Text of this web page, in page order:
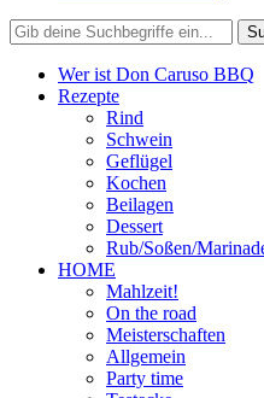
Wer ist Don Caruso BBQ
Rezepte
Rind
Schwein
Geflügel
Kochen
Beilagen
Dessert
Rub/Soßen/
HOME
Mahlzeit!
On the road
Meisterschaften
Allgemein
Party time